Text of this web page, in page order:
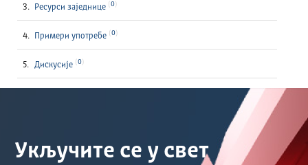
Ресурси заједнице 0
Примери употребе 0
Дискусије 0
Укључите се у свет